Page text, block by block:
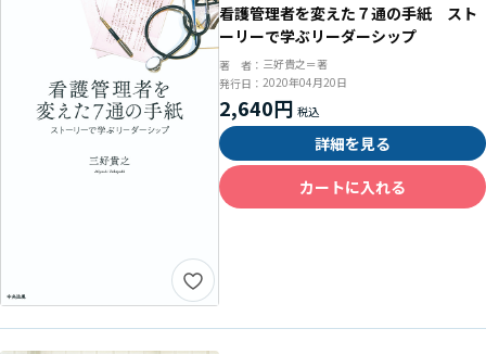
看護管理者を変えた７通の手紙 スト
ーリーで学ぶリーダーシップ
著 者： 三好貴之＝著
発行日： 2020年04月20日
2,640円
詳細を見る
カートに入れる